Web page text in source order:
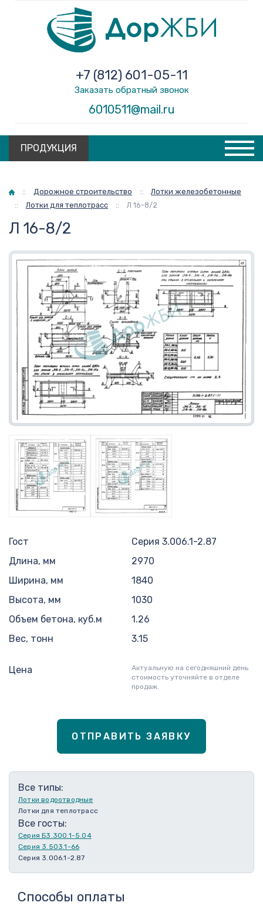
6010511@mail.ru
+7 (812) 601-05-11
Заказать обратный звонок
ПРОДУКЦИЯ
Главная
:: Дорожное строительство ::
Лотки железобетонные
::
Лотки для теплотрасс :: Л 16-8/2
Л 16-8/2
Гост
Серия 3.006.1-2.87
Длина, мм
2970
Ширина, мм
1840
Высота, мм
1030
Объем бетона, куб.м
1.26
Вес, тонн
3.15
Цена
Актуальную на сегодняшний день
стоимость уточняйте в отделе
продаж.
ОТПРАВИТЬ ЗАЯВКУ
Все типы:
Лотки водоотводные
Лотки для теплотрасс
Все госты:
Серия Б3.300.1-5.04
Серия 3.503.1-66
Серия 3.006.1-2.87
Способы оплаты